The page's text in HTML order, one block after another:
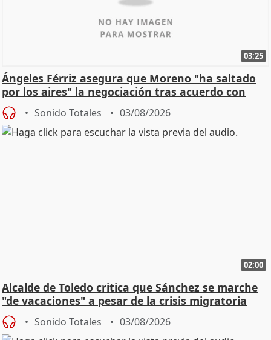
03:25
Ángeles Férriz asegura que Moreno "ha saltado
por los aires" la negociación tras acuerdo con
SMA
Sonido Totales 03/08/2026
02:00
Alcalde de Toledo critica que Sánchez se marche
"de vacaciones" a pesar de la crisis migratoria
Sonido Totales 03/08/2026